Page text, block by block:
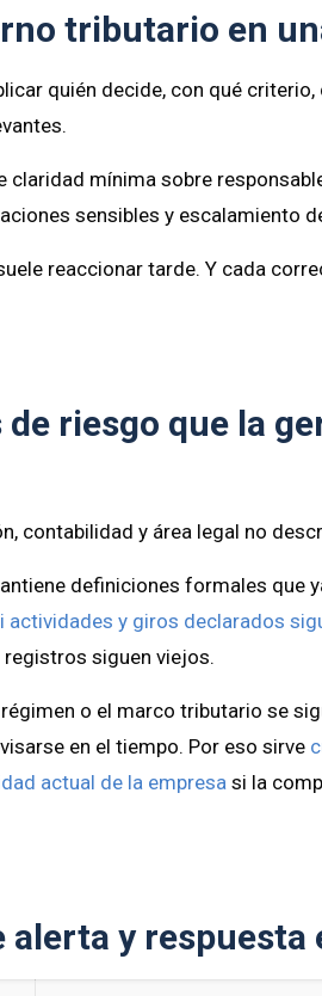
tributario en
quién decide, con qué
claridad mínima sobre
sensibles y escalamiento
reaccionar tarde. Y cada
riesgo que la
contabilidad y área legal no
definiciones formales que
actividades y giros declarados
siguen viejos.
o el marco tributario se
en el tiempo. Por eso sirve
actual de la empresa si la
alerta y respuesta